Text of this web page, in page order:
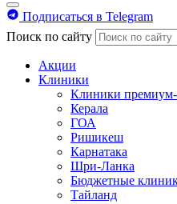
Подписаться в Telegram
Поиск по сайту
Акции
Клиники
Клиники премиум-
Керала
ГОА
Ришикеш
Карнатака
Шри-Ланка
Бюджетные
Тайланд